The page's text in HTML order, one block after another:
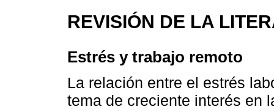
REVISIÓN DE LA
Estrés y trabajo remoto
La relación entre el estrés
tema de creciente interés en